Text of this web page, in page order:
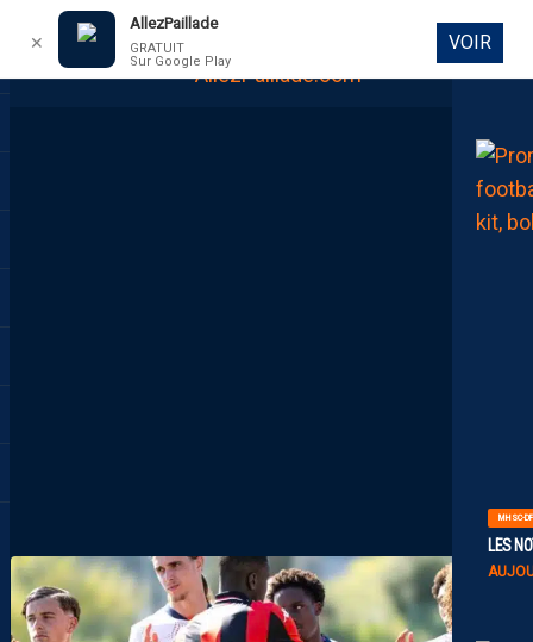
DIRECT
MHSC-
LES
✕
AllezPaillade
GRATUIT
Sur Google Play
VOIR